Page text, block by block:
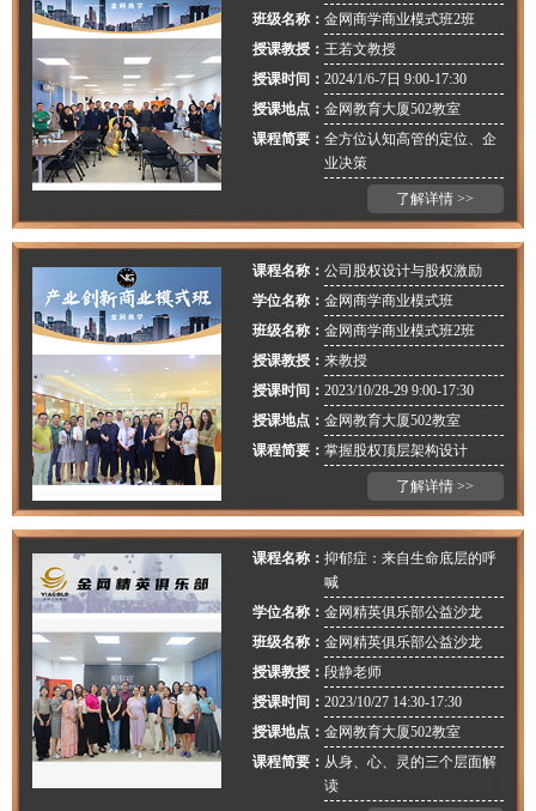
班级名称：金网商学商业模式班2班
授课教授： 王若文教授
授课时间：2024/1/6-7日 9:00-17:30
授课地点：金网教育大厦502教室
课程简要：全方位认知高管的定位、企
业决策
了解详情 >>
课程名称：公司股权设计与股权激励
学位名称：金网商学商业模式班
班级名称：金网商学商业模式班2班
授课教授：来教授
授课时间：2023/10/28-29 9:00-17:30
授课地点：金网教育大厦502教室
课程简要：掌握股权顶层架构设计
了解详情 >>
课程名称：抑郁症：来自生命底层的呼
喊
学位名称：金网精英俱乐部公益沙龙
班级名称：金网精英俱乐部公益沙龙
授课教授：段静老师
授课时间：2023/10/27 14:30-17:30
授课地点：金网教育大厦502教室
课程简要： 从身、⼼、灵的三个层⾯解
读